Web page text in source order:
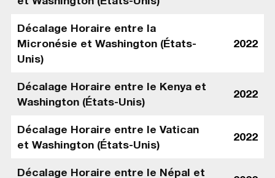
Décalage Horaire entre la
Micronésie et Washington (États-
Unis)
2022
Décalage Horaire entre le Kenya et
Washington (États-Unis)
2022
Décalage Horaire entre le Vatican
et Washington (États-Unis)
2022
Décalage Horaire entre le Népal et